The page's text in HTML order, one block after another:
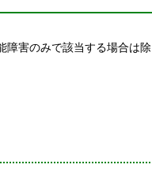
障害のみで該当する場合は除